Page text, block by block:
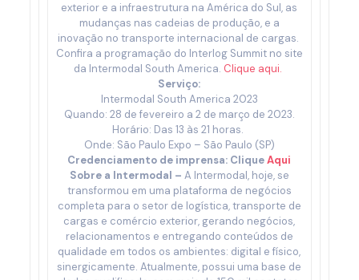
exterior e a infraestrutura na América do Sul, as
mudanças nas cadeias de produção, e a
inovação no transporte internacional de cargas.
Confira a programação do Interlog Summit no site
da Intermodal South America. Clique aqui.
Serviço:
Intermodal South America 2023
Quando: 28 de fevereiro a 2 de março de 2023.
Horário: Das 13 às 21 horas.
Onde: São Paulo Expo – São Paulo (SP)
Credenciamento de imprensa: CliqueAqui
Sobre a Intermodal – A Intermodal, hoje, se
transformou em uma plataforma de negócios
completa para o setor de logística, transporte de
cargas e comércio exterior, gerando negócios,
relacionamentos e entregando conteúdos de
qualidade em todos os ambientes: digital e físico,
sinergicamente. Atualmente, possui uma base de